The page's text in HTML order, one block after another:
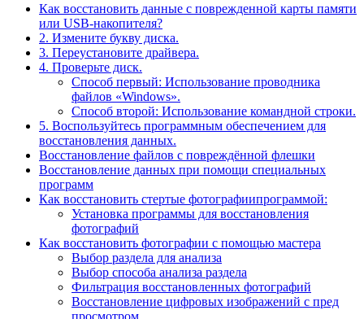
Как восстановить данные с поврежденной карты памяти
или USB-накопителя?
2. Измените букву диска.
3. Переустановите драйвера.
4. Проверьте диск.
Способ первый: Использование проводника
файлов «Windows».
Способ второй: Использование командной строки.
5. Воспользуйтесь программным обеспечением для
восстановления данных.
Восстановление файлов с повреждённой флешки
Восстановление данных при помощи специальных
программ
Как восстановить стертые фотографиипрограммой:
Установка программы для восстановления
фотографий
Как восстановить фотографии с помощью мастера
Выбор раздела для анализа
Выбор способа анализа раздела
Фильтрация восстановленных фотографий
Восстановление цифровых изображений с пред
просмотром